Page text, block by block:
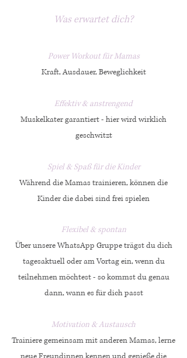
Was erwartet dich?
Power Workout für Mamas
Kraft, Ausdauer, Beweglichkeit
Effektiv & anstrengend
Muskelkater garantiert - hier wird wirklich
geschwitzt
Spiel & Spaß für die Kinder
Während die Mamas trainieren, können die
Kinder die dabei sind frei spielen
Flexibel & spontan
Über unsere WhatsApp Gruppe trägst du dich
tagesaktuell oder am Vortag ein, wenn du
teilnehmen möchtest - so kommst du genau
dann, wann es für dich passt
Motivation & Austausch
Trainiere gemeinsam mit anderen Mamas, lerne